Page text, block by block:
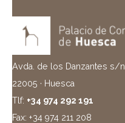
Avda. de los Danzantes s/n
22005 · Huesca
Tlf: +34 974 292 191
Fax: +34 974 211 208